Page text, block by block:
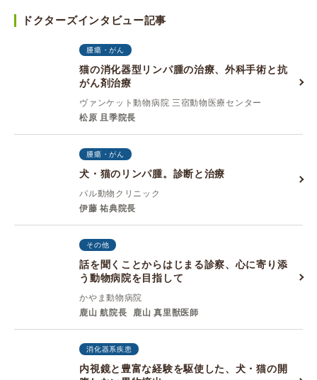
ドクターズインタビュー記事
腫瘍・がん
猫の消化器型リンパ腫の治療、外科手術と抗
がん剤治療
ヴァンケット動物病院 三宿動物医療センター
松原 且季院長
腫瘍・がん
犬・猫のリンパ腫。診断と治療
パル動物クリニック
伊藤 祐典院長
その他
話を聞くことからはじまる診察、心に寄り添
う動物病院を目指して
かやま動物病院
鹿山 航院長
鹿山 真里獣医師
消化器系疾患
内視鏡と豊富な経験を駆使した、犬・猫の開